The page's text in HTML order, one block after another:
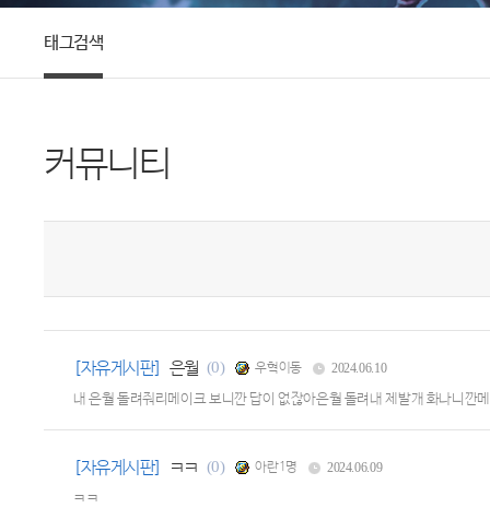
태그검색
커뮤니티
[자유게시판] 은월 (0) 우혁이동 2024.06.10
내 은월 돌려줘리메이크 보니깐 답이 없잖아은월 돌려내 제발개 화나니깐
[자유게시판] ㅋㅋ (0) 아란1명 2024.06.09
ㅋㅋ